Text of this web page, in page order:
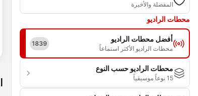
المفضلة والأخيرة
محطات الراديو
أفضل محطات الراديو
محطات الراديو الأكثر استماعاً
1839
محطات الراديو حسب النوع
15 نوعاً موسيقياً